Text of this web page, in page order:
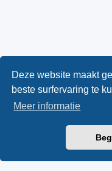
Deze website maakt
beste surfervaring te
Meer informatie